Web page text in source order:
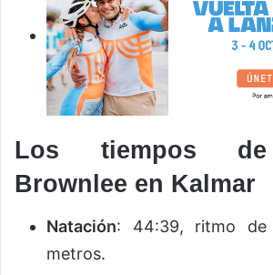
Los tiempos
Brownlee en Kalmar
Natación: 44:39, ritmo de
metros.